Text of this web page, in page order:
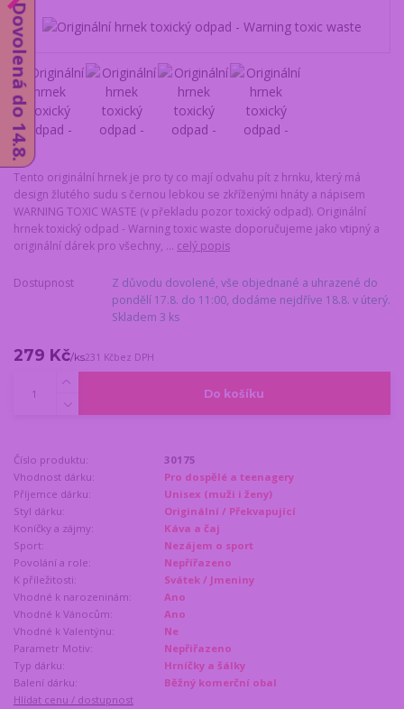
Tento originální hrnek je pro ty co mají odvahu pít z hrnku, který má
design žlutého sudu s černou lebkou se zkříženými hnáty a nápisem
WARNING TOXIC WASTE (v překladu pozor toxický odpad). Originální
hrnek toxický odpad - Warning toxic waste doporučujeme jako vtipný a
originální dárek pro všechny, ... celý popis
Dostupnost
Z důvodu dovolené, vše objednané a uhrazené do
pondělí 17.8. do 11:00, dodáme nejdříve 18.8. v úterý.
Skladem 3 ks
279 Kč/ks231 Kčbez DPH
Do košíku
Číslo produktu:
30175
Vhodnost dárku:
Pro dospělé a teenagery
Příjemce dárku:
Unisex (muži i ženy)
Styl dárku:
Originální / Překvapující
Koníčky a zájmy:
Káva a čaj
Sport:
Nezájem o sport
Povolání a role:
Nepřířazeno
K příležitosti:
Svátek / Jmeniny
Vhodné k narozeninám:
Ano
Vhodné k Vánocům:
Ano
Vhodné k Valentýnu:
Ne
Parametr Motiv:
Nepřiřazeno
Typ dárku:
Hrníčky a šálky
Balení dárku:
Běžný komerční obal
Hlídat cenu / dostupnost
Dovolená do 14.8.